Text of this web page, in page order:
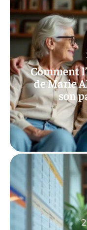
Comment
de Marie
son